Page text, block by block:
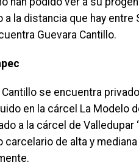
a la distancia que hay
Guevara Cantillo.
se encuentra
en la cárcel La Modelo
a la cárcel de Valledupar
de alta y